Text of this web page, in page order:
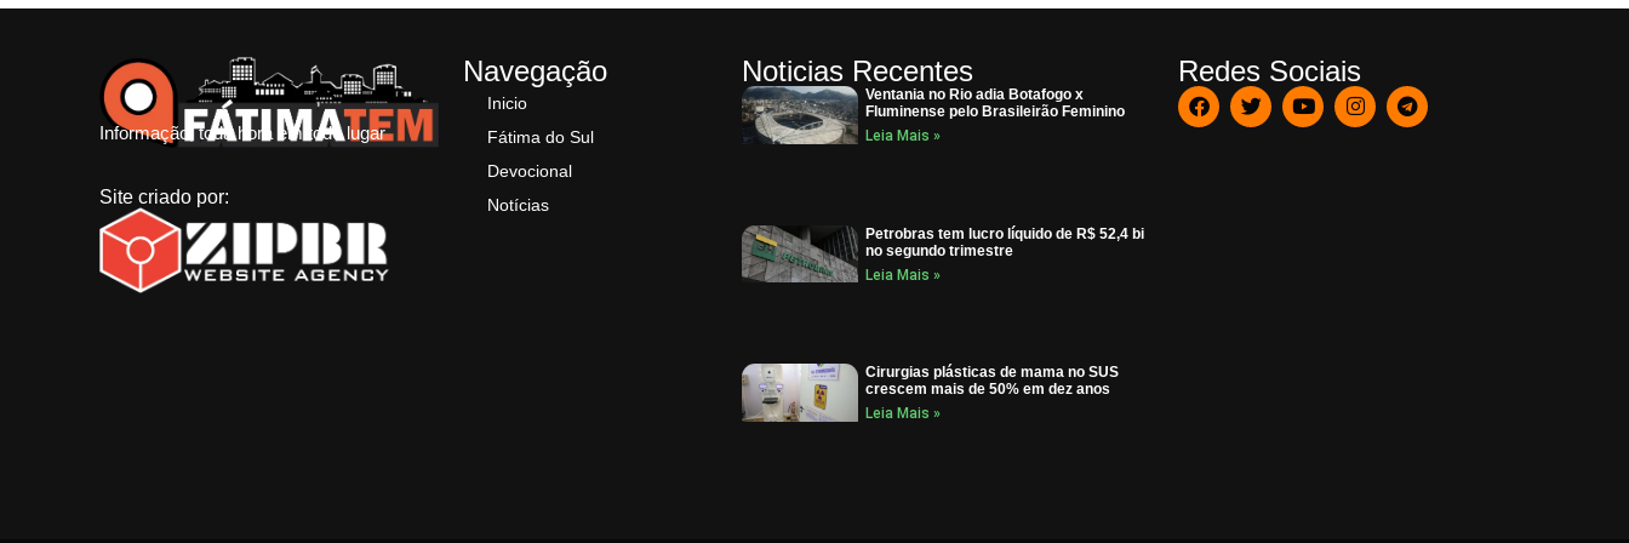
Informação, toda hora em todo lugar
Site criado por:
Navegação
Inicio
Fátima do Sul
Devocional
Notícias
Noticias Recentes
Ventania no Rio adia Botafogo x
Fluminense pelo Brasileirão Feminino
Leia Mais »
Petrobras tem lucro líquido de R$ 52,4 bi
no segundo trimestre
Leia Mais »
Cirurgias plásticas de mama no SUS
crescem mais de 50% em dez anos
Leia Mais »
Redes Sociais